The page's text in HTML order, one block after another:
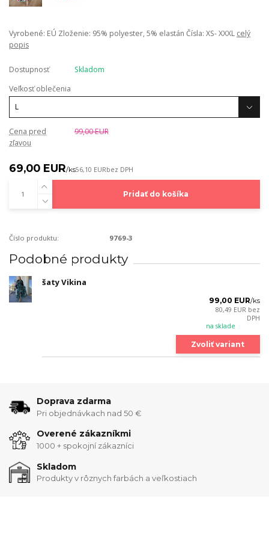
Vyrobené: EÚ Zloženie: 95% polyester, 5% elastán Čísla: XS- XXXL celý
popis
Dostupnosť
Skladom
Veľkosť oblečenia
Cena pred
zľavou
99,00 EUR
69,00 EUR/ks56,10 EURbez DPH
Pridať do košíka
Číslo produktu: 9769-3
Podobné produkty
šaty Vikina
99,00 EUR/ks
80,49 EUR bez
DPH
na sklade
Zvoliť variant
Doprava zdarma
Pri objednávkach nad 50 €
Overené zákazníkmi
1000 + spokojní zákazníci
Skladom
Produkty v rôznych farbách a veľkostiach